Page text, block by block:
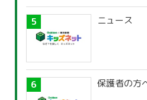
ニュース
保護者の方